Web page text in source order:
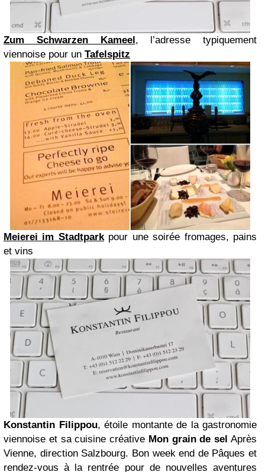
Zum Schwarzen Kameel, l’adresse typiquement
viennoise pour un Tafelspitz
Meierei im Stadtparkpour une soirée fromages, pains
et vins
Konstantin Filippou, étoile montante de la gastronomie
viennoise et sa cuisine créative Mon grain de sel Après
Vienne, direction Salzbourg. Bon week end de Pâques et
rendez-vous à la rentrée pour de nouvelles aventures